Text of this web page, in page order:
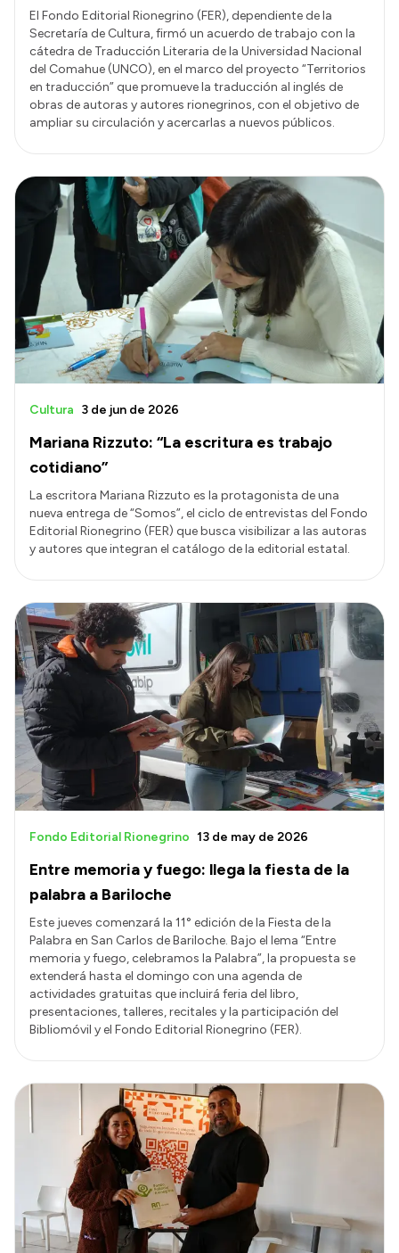
El Fondo Editorial Rionegrino (FER), dependiente de la
Secretaría de Cultura, firmó un acuerdo de trabajo con la
cátedra de Traducción Literaria de la Universidad Nacional
del Comahue (UNCO), en el marco del proyecto “Territorios
en traducción” que promueve la traducción al inglés de
obras de autoras y autores rionegrinos, con el objetivo de
ampliar su circulación y acercarlas a nuevos públicos.
Mariana Rizzuto: “La escritura es trabajo
cotidiano”
Cultura 3 de jun de 2026
La escritora Mariana Rizzuto es la protagonista de una
nueva entrega de “Somos”, el ciclo de entrevistas del Fondo
Editorial Rionegrino (FER) que busca visibilizar a las autoras
y autores que integran el catálogo de la editorial estatal.
Entre memoria y fuego: llega la fiesta de la
palabra a Bariloche
Fondo Editorial Rionegrino 13 de may de 2026
Este jueves comenzará la 11° edición de la Fiesta de la
Palabra en San Carlos de Bariloche. Bajo el lema “Entre
memoria y fuego, celebramos la Palabra”, la propuesta se
extenderá hasta el domingo con una agenda de
actividades gratuitas que incluirá feria del libro,
presentaciones, talleres, recitales y la participación del
Bibliomóvil y el Fondo Editorial Rionegrino (FER).